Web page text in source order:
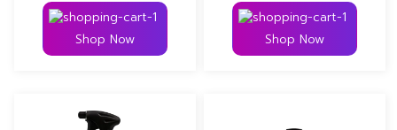
Shop Now Shop Now